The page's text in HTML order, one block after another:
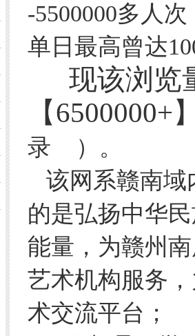
-5500000多人
单日最高曾达
现该浏览
【
录 ）。
该网系赣南域
的是弘扬中华
能量，为赣州
艺术机构服务
术交流平台；